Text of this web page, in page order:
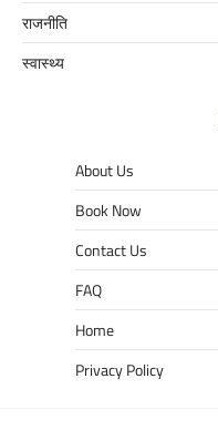
राजनीति
स्वास्थ्य
About Us
Book Now
Contact Us
FAQ
Home
Privacy Policy